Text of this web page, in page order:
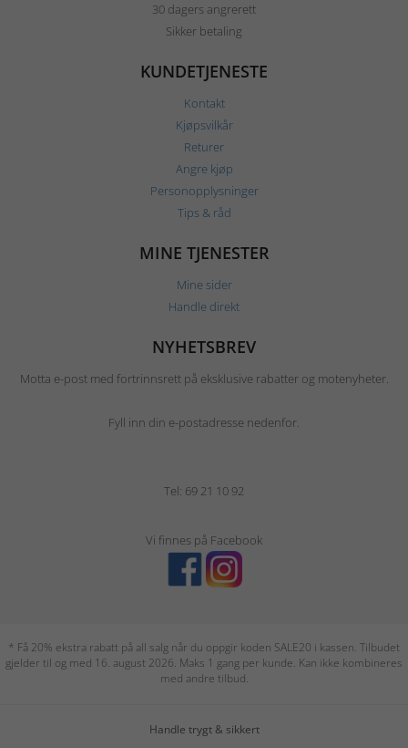
30 dagers angrerett
Sikker betaling
KUNDETJENESTE
Kontakt
Kjøpsvilkår
Returer
Angre kjøp
Personopplysninger
Tips & råd
MINE TJENESTER
Mine sider
Handle direkt
NYHETSBREV
Motta e-post med fortrinnsrett på eksklusive rabatter og motenyheter.
Fyll inn din e-postadresse nedenfor.
Tel: 69 21 10 92
Vi finnes på Facebook
* Få 20% ekstra rabatt på all salg når du oppgir koden SALE20 i kassen. Tilbudet
gjelder til og med 16. august 2026. Maks 1 gang per kunde. Kan ikke kombineres
med andre tilbud.
Handle trygt & sikkert